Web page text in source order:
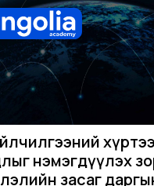
нэмэгдүүлэх
засаг